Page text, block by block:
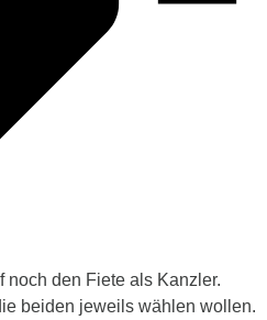
noch den Fiete als Kanzler.
beiden jeweils wählen wollen.